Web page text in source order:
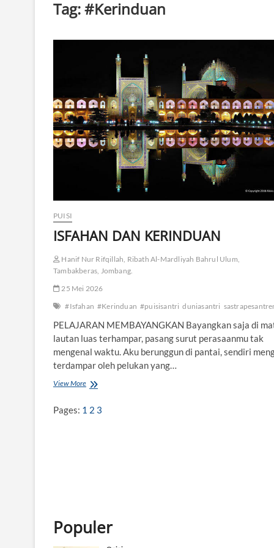
Tag:#Kerinduan
PUISI
ISFAHAN DAN KERINDUAN
Hanif Nur Rifqillah, Ribath Al-Mardliyah Bahrul Ulum,
Tambakberas, Jombang.
25 Mei 2026
#Isfahan #Kerinduan #puisisantri duniasantri
PELAJARAN MEMBAYANGKAN Bayangkan saja di
lautan luas terhampar, pasang surut perasaanmu tak
mengenal waktu. Aku berunggun di pantai, sendiri
terdampar oleh pelukan yang…
View More
A
Pages: 1 2 3
Populer